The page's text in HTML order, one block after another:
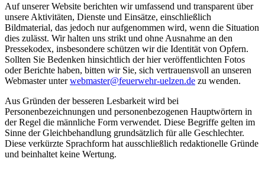
Auf unserer Website berichten wir umfassend und transparent über
unsere Aktivitäten, Dienste und Einsätze, einschließlich
Bildmaterial, das jedoch nur aufgenommen wird, wenn die Situation
dies zulässt. Wir halten uns strikt und ohne Ausnahme an den
Pressekodex, insbesondere schützen wir die Identität von Opfern.
Sollten Sie Bedenken hinsichtlich der hier veröffentlichten Fotos
oder Berichte haben, bitten wir Sie, sich vertrauensvoll an unseren
Webmaster unterwebmaster@feuerwehr-uelzen.de zu wenden.
Aus Gründen der besseren Lesbarkeit wird bei
Personenbezeichnungen und personenbezogenen Hauptwörtern in
der Regel die männliche Form verwendet. Diese Begriffe gelten im
Sinne der Gleichbehandlung grundsätzlich für alle Geschlechter.
Diese verkürzte Sprachform hat ausschließlich redaktionelle Gründe
und beinhaltet keine Wertung.